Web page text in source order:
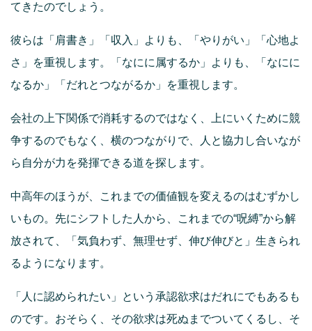
てきたのでしょう。
彼らは「肩書き」「収入」よりも、「やりがい」「心地よ
さ」を重視します。「なにに属するか」よりも、「なにに
なるか」「だれとつながるか」を重視します。
会社の上下関係で消耗するのではなく、上にいくために競
争するのでもなく、横のつながりで、人と協力し合いなが
ら自分が力を発揮できる道を探します。
中高年のほうが、これまでの価値観を変えるのはむずかし
いもの。先にシフトした人から、これまでの“呪縛”から解
放されて、「気負わず、無理せず、伸び伸びと」生きられ
るようになります。
「人に認められたい」という承認欲求はだれにでもあるも
のです。おそらく、その欲求は死ぬまでついてくるし、そ